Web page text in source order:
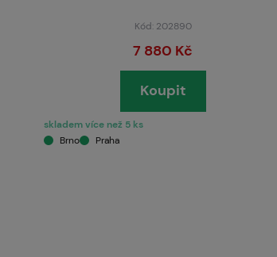
O nás
Kód: 202890
7 880 Kč
Koupit
skladem více než 5 ks
Brno
Praha